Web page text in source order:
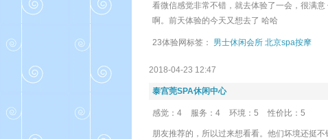
看微信感觉非常不错，就去体验了一会，很满
啊。前天体验的今天又想去了 哈哈
23体验网标签： 男士休闲会所 北京spa按摩
2018-04-23 12:47
泰宫莞SPA休闲中心
感觉：4 服务：4 环境：5 性价比：5
朋友推荐的，所以过来想看看。他们坏境还挺